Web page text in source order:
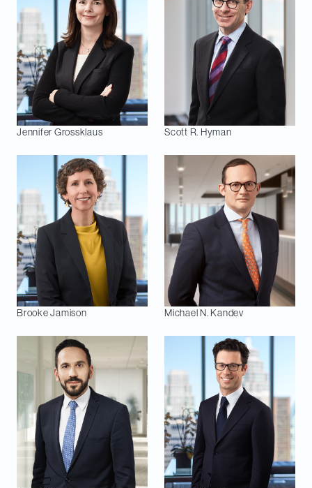
Jennifer Grossklaus Scott R. Hyman
Brooke Jamison Michael N. Kandev